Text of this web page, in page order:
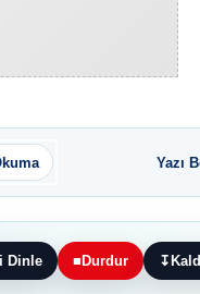
Yazı
Dinle ■ Durdur ↧